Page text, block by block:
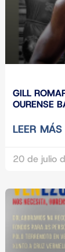
GILL
OURENSE
LEER MÁS
20 de julio